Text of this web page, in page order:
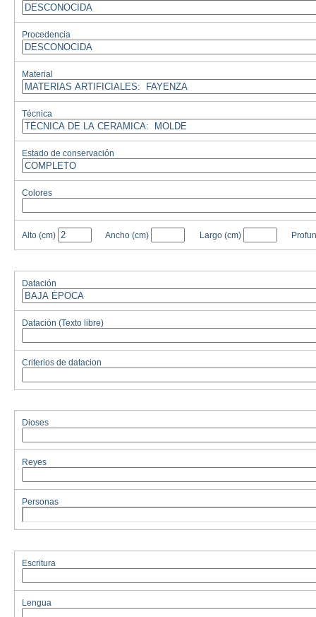
Procedencia
Material
Técnica
Estado de conservación
Colores
Alto (cm) Ancho (cm) Largo(cm)
Datación
Datación (Texto libre)
Criterios de datacion
Dioses
Reyes
Personas
Escritura
Lengua